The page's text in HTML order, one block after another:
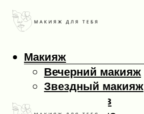
Макияж
Вечерний макияж
Звездный макияж
Макияж глаз